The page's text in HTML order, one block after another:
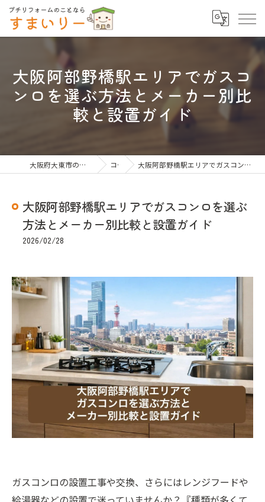
大阪阿部野橋駅エリアでガスコ
ンロを選ぶ方法とメーカー別比
較と設置ガイド
大阪府大東市のリフォームならすまいりー コラム 大阪阿部野橋駅エリアでガスコンロを選ぶ方法とメーカー別比較と設置ガイド
大阪阿部野橋駅エリアでガスコンロを選ぶ
方法とメーカー別比較と設置ガイド
2026/02/28
ガスコンロの設置工事や交換、さらにはレンジフードや